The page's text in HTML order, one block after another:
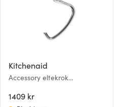
Kitchenaid
Accessory eltekrok
1409 kr